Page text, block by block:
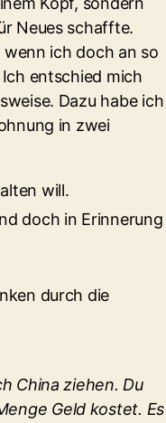
Neues schaffte.
ich doch an so
entschied mich
Dazu habe ich
in zwei
will.
doch in Erinnerung
durch die
China ziehen. Du
Geld kostet. Es